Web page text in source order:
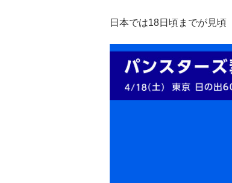
日本では18日頃までが見頃